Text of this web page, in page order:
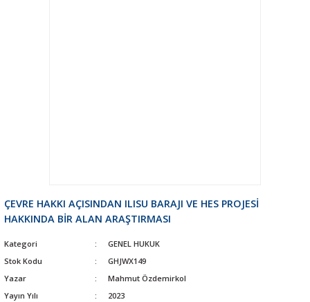
ÇEVRE HAKKI AÇISINDAN ILISU BARAJI VE HES PROJESİ
HAKKINDA BİR ALAN ARAŞTIRMASI
Kategori
GENEL HUKUK
Stok Kodu
GHJWX149
Yazar
Mahmut Özdemirkol
Yayın Yılı
2023